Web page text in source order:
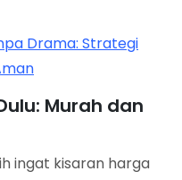
Drama: Strategi
Murah dan
ingat kisaran harga